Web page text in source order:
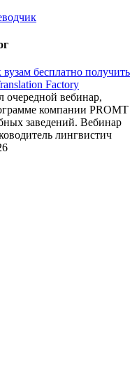
бесплатно получить
Factory
очередной вебинар,
компании PROMT
заведений. Вебинар
лингвистич